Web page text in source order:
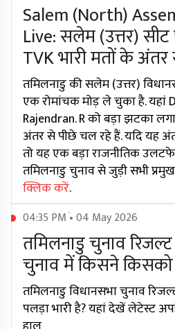
Salem (North)
Live: सलेम (उत्तर)
TVK भारी मतों के
तमिलनाडु की सलेम (उत्तर)
एक रोमांचक मोड़ ले चुका है. यहां
Rajendran. R को बड़ा झटका
अंतर से पीछे चल रहे हैं. यदि यह
तो यह एक बड़ा राजनीतिक
तमिलनाडु चुनाव से जुड़ी सभी
क्लिक करें.
04:35 PM • 04 May 2026
तमिलनाडु चुनाव
चुनाव में किसने किसको
तमिलनाडु विधानसभा चुनाव
पलड़ा भारी है? यहां देखें लेटेस्ट